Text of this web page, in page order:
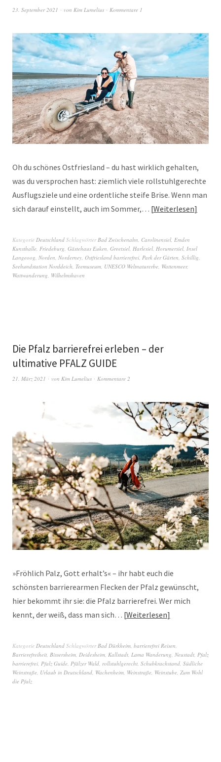
23. September 2021 von Kim Lumelius Kommentare 1
Oh du schönes Ostfriesland – du hast wirklich gehalten,
was du versprochen hast: ziemlich viele rollstuhlgerechte
Ausflugsziele und eine ordentliche steife Brise. Wenn man
sich darauf einstellt, auch im Sommer,… Weiterlesen
Kategorie Deutschland SchlagwörterBad Zwischenahn, Carolinensiel, Emden
Kunsthalle, Friedeburg, Gästehaus Euken, Greetsiel, Harlesiel, Horumersiel, Insel
Langeoog, Norden, Norderney, Ostfriesland barrierefrei, Park der Gärten, Schillig,
Seehundstation Norddeich, Teemuseum, UNESCO Weltnaturerbe, Wattenmeer,
Wattwanderung, Wilhelmshaven
Die Pfalz barrierefrei erleben – der
ultimative PFALZ GUIDE
21. März 2021 von Kim Lumelius Kommentare 2
»Fröhlich Palz, Gott erhalt’s« – ihr habt euch die
schönsten barrierearmen Flecken der Pfalz gewünscht,
hier bekommt ihr sie: die Pfalz barrierefrei. Wer mich
kennt, der weiß, dass man sich… Weiterlesen
Kategorie Deutschland Schlagwörter Bad Dürkheim barrierefrei Reisen
Barrierefreiheit Bissersheim Deidesheim Kallstadt Lama Wanderung Neustadt Pfalz
barrierefrei Pfalz Guide Pfälzer Wald rollstuhlgerecht Schubkrachstand Südliche
Weinstraße Urlaub in Deutschland Wachenheim Weinstraße Weinstube Zum Wohl
die Pfalz